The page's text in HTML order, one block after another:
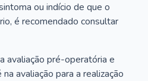
ou indício de que o
é recomendado consultar
avaliação pré-operatória e
avaliação para a realização